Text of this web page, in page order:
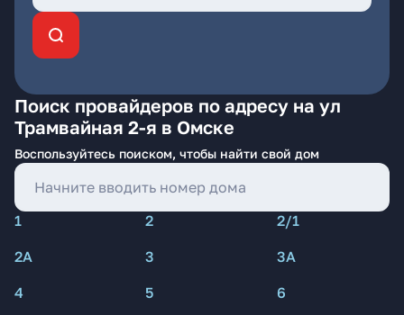
Поиск провайдеров по адресу на ул
Трамвайная 2-я в Омске
Воспользуйтесь поиском, чтобы найти свой дом
1 2
2/1
2А
3
3А
4
5
6